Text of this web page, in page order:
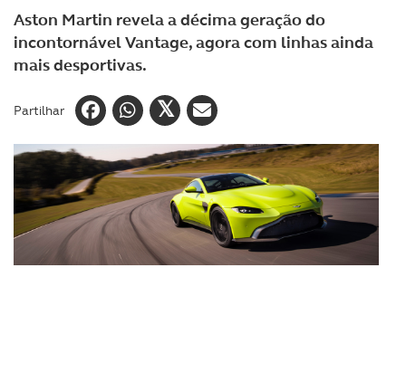
Aston Martin revela a décima geração do
incontornável Vantage, agora com linhas ainda
mais desportivas.
Partilhar